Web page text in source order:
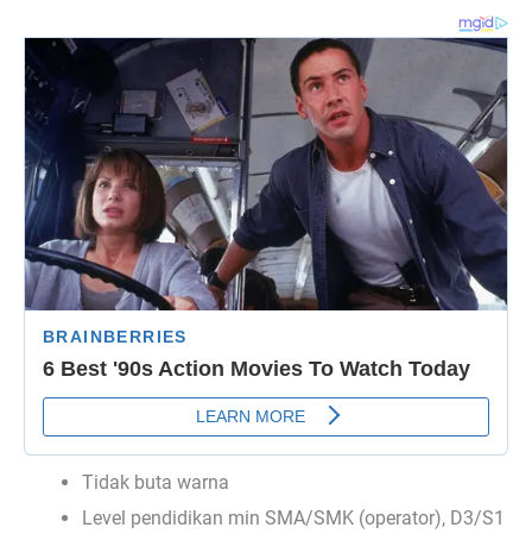
Tidak buta warna
Level pendidikan min SMA/SMK (operator), D3/S1